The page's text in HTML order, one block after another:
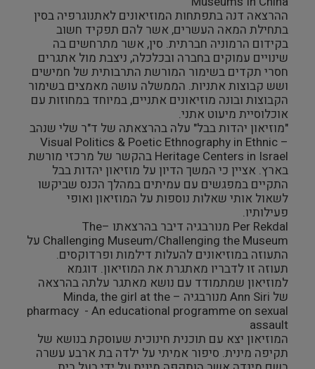
זכוכית וקרמיקה
רישום וקטלוג
מבנים היסטוריים
עיצוב
ההרצאה דנה בתפתחות המוזיאונים לאתנוגרפיה בסין
בתחילת המאה העשרים, אשר להם תפקיד חשוב
בקידום הרמוניה חברתית. סין, אשר מתרחשים בה
שינויים עמוקים בחברה ובכלכלה, ניצבת מול אתגרים
חסרי תקדים בשימור המורשת התרבותית של חמישים
ושש קבוצות אתניות. הממשלה עושה מאמצים בשימור
הקבוצות ובונה מוזיאונים אתניים, במיוחד במחוזות עם
אוכלוסיית מיעוט אתני.
"מוזיאון יהדות בבל" עלה בהרצאתה של ד"ר שלי שנהב
– Visual Politics & Poetic Ethnography in Ethnic
Heritage Centers in Israel בהקשר של מרכזי מורשת
בארץ. אציין כי המשך הדיון על מוזיאון יהדות בבל
התקיים במפגשים עם עמיתים במהלך הכנס שביקשו
לשאול אותי שאלות נוספות על המוזיאון ואופי
פעילותיו.
Per Rekdal מנורבגיה דיבר בהרצאתו –The
Challenging Museum/Challenging the Museum על
התעוזה במוזיאונים להעלות דילמות ופרדוקסים.
תעוזה זו לדבריו מאתגרת את המוזיאון. דוגמא
למוזיאון שמתמודד עם נושא מאתגר עלתה בהרצאה
של Ann Siri מנורבגיה – Minda, the girl at the
pharmacy - An educational programme on sexual
assault
המוזיאון יצא עם תוכנית חינוכית שעוסקת בנושא של
תקיפה מינית. סיפור אמיתי על ילדה בת ארבע עשרה